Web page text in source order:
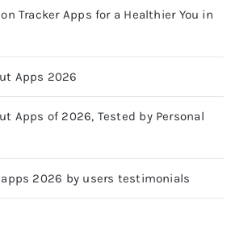
Tracker Apps for a Healthier You in
Apps 2026
Apps of 2026, Tested by Personal
2026 by users testimonials